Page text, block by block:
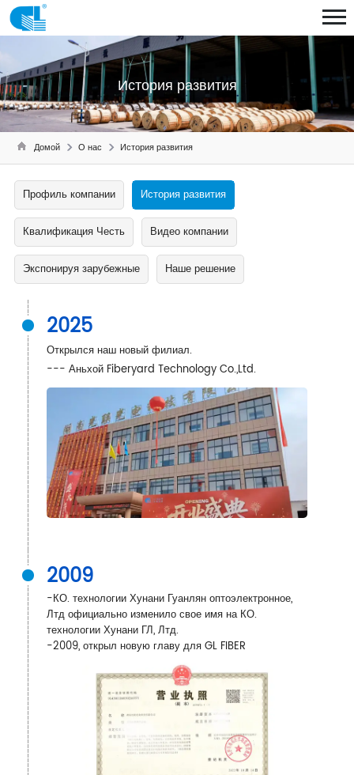
История развития
Домой О нас История развития
Профиль компании История развития
Квалификация Честь Видео компании
Экспонируя зарубежные Наше решение
2025
Открылся наш новый филиал.
--- Аньхой Fiberyard Technology Co.,Ltd.
2009
-КО. технологии Хунани Гуанлян оптоэлектронное,
Лтд официально изменило свое имя на КО.
технологии Хунани ГЛ, Лтд.
-2009, открыл новую главу для GL FIBER